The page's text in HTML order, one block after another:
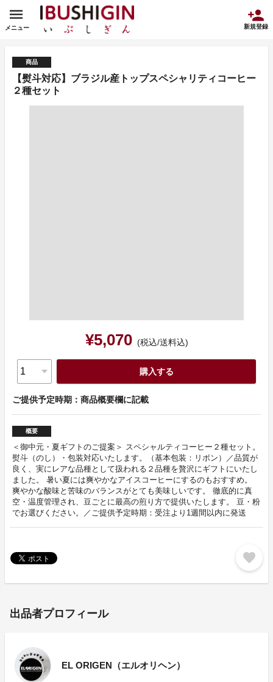
メニュー 新規登録
商品
【熨斗対応】ブラジル産トップスペシャリティコーヒー
２種セット
¥5,070 (税込/送料込)
購入する
ご提供予定時期：商品概要欄に記載
概要
＜御中元・夏ギフトのご提案＞ スペシャルティコーヒー２種セット。
熨斗（のし）・包装対応いたします。（基本包装：リボン）／品質が
良く、実にレアな品種として扱われる２品種を贅沢にギフトにいたし
ました。 暑い夏には爽やかなアイスコーヒーにするのもおすすめ。
爽やかな酸味と苦味のバランスがとても美味しいです。 徹底的に真
空・温度管理され、豆ごとに最高の煎り方で提供いたします。 豆・粉
でお選びください。／ご提供予定時期：受注より1週間以内に発送
favorite
出品者プロフィール
EL ORIGEN（エルオリヘン）